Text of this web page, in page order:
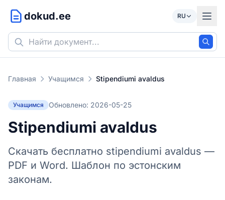
dokud.ee RU
Главная Учащимся Stipendiumi avaldus
Учащимся Обновлено: 2026-05-25
Stipendiumi avaldus
Скачать бесплатно stipendiumi avaldus —
PDF и Word. Шаблон по эстонским
законам.